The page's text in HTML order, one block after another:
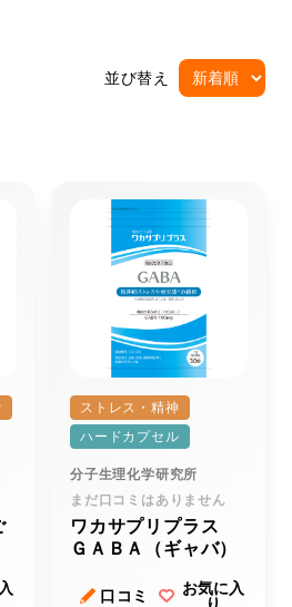
並び替え
ストレス・精神
ハードカプセル
分子生理化学研究所
まだ口コミはありません
ワカサプリプラス
ＧＡＢＡ（ギャバ）
口コミ
お気に入